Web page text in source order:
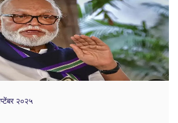
२०२५